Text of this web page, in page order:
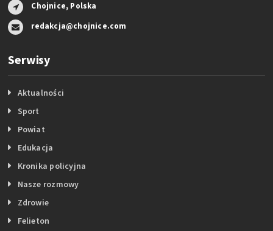
Chojnice, Polska
redakcja@chojnice.com
Serwisy
Aktualności
Sport
Powiat
Edukacja
Kronika policyjna
Nasze rozmowy
Zdrowie
Felieton